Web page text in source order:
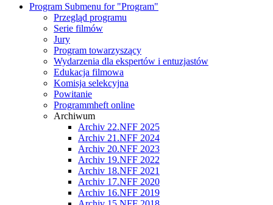
Program Submenu for "Program"
Przegląd programu
Serie filmów
Jury
Program towarzyszący
Wydarzenia dla ekspertów i entuzjastów
Edukacja filmowa
Komisja selekcyjna
Powitanie
Programmheft online
Archiwum
Archiv 22.NFF 2025
Archiv 21.NFF 2024
Archiv 20.NFF 2023
Archiv 19.NFF 2022
Archiv 18.NFF 2021
Archiv 17.NFF 2020
Archiv 16.NFF 2019